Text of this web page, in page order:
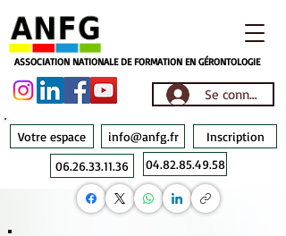
ASSOCIATION NATIONALE DE FORMATION EN GÉRONTOLOGIE
Se connecter
Votre espace info@anfg.fr
Inscription
06.26.33.11.36
04.82.85.49.58